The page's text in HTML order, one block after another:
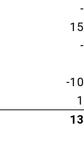
-
15
-
-10
1
13